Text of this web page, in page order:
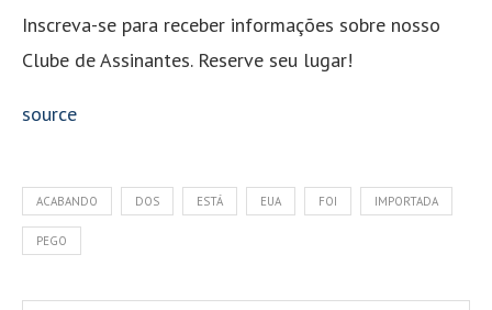
Inscreva-se para receber informações sobre nosso
Clube de Assinantes. Reserve seu lugar!
source
ACABANDO DOS ESTÁ EUA FOI IMPORTADA
PEGO